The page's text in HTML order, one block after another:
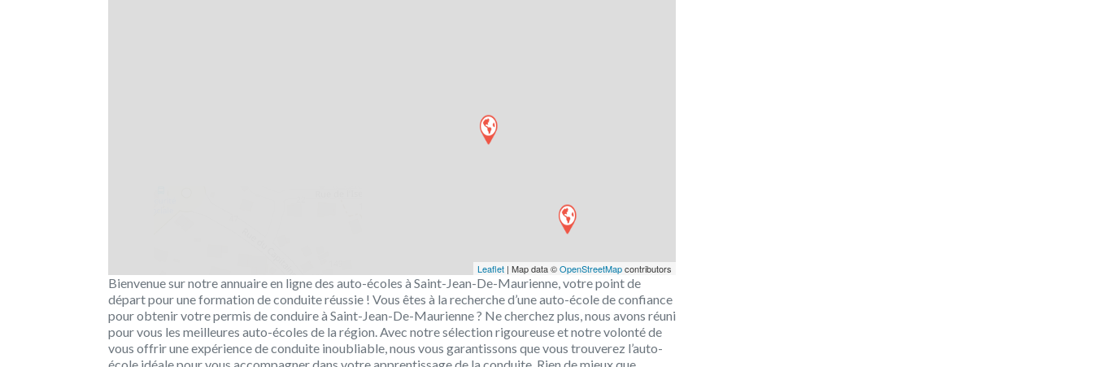
Leaflet | Map data ©OpenStreetMapcontributors
Bienvenue sur notre annuaire en ligne des auto-écoles à Saint-Jean-De-Maurienne, votre point de
départ pour une formation de conduite réussie ! Vous êtes à la recherche d’une auto-école de confiance
pour obtenir votre permis de conduire à Saint-Jean-De-Maurienne ? Ne cherchez plus, nous avons réuni
pour vous les meilleures auto-écoles de la région. Avec notre sélection rigoureuse et notre volonté de
vous offrir une expérience de conduite inoubliable, nous vous garantissons que vous trouverez l’auto-